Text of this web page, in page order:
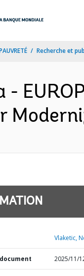
Recherche et
-
Vlaketic,
2025/11/